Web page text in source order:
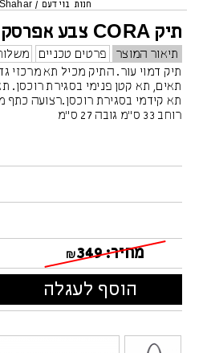
חנות בוידעם /
תיק CORA צבע אפרסק
תיאור המוצר פרטים טכניים
תיק דמוי עור. התיק מכיל תא מרכזי
תאים, תא קטן פנימי בסגירת רוכסן.
תא קידמי בסגירת רוכסן.רצועה כתף
רוחב 33 ס"מ גובה 27 ס"מ
מחיר: ₪349
הוסף לעגלה